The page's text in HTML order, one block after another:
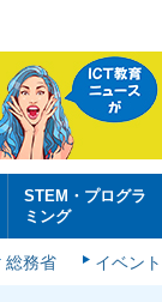
STEM・プログラ
ミング
総務省 イベント